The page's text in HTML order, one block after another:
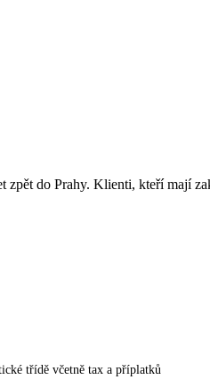
zpět do Prahy. Klienti, kteří mají
třídě včetně tax a příplatků